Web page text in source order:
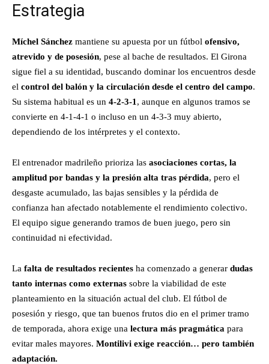
Estrategia
Míchel Sánchez mantiene su apuesta por un fútbol ofensivo,
atrevido y de posesión, pese al bache de resultados. El Girona
sigue fiel a su identidad, buscando dominar los encuentros desde
el control del balón y la circulación desde el centro del campo.
Su sistema habitual es un 4-2-3-1 , aunque en algunos tramos se
convierte en 4-1-4-1 o incluso en un 4-3-3 muy abierto,
dependiendo de los intérpretes y el contexto.
El entrenador madrileño prioriza las asociaciones cortas, la
amplitud por bandas y la presión alta tras pérdida, pero el
desgaste acumulado, las bajas sensibles y la pérdida de
confianza han afectado notablemente el rendimiento colectivo.
El equipo sigue generando tramos de buen juego, pero sin
continuidad ni efectividad.
La falta de resultados recientes ha comenzado a generar dudas
tanto internas como externas sobre la viabilidad de este
planteamiento en la situación actual del club. El fútbol de
posesión y riesgo, que tan buenos frutos dio en el primer tramo
de temporada, ahora exige una lectura más pragmática para
evitar males mayores. Montilivi exige reacción… pero también
adaptación.